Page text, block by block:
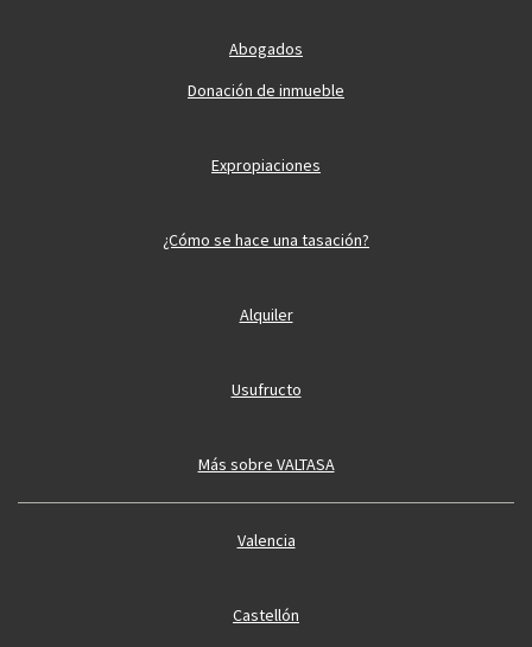
Abogados
Donación de inmueble
Expropiaciones
¿Cómo se hace una tasación?
Alquiler
Usufructo
Más sobre VALTASA
Valencia
Castellón